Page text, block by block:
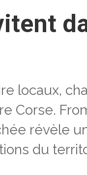
locaux,
Corse.
révèle
du